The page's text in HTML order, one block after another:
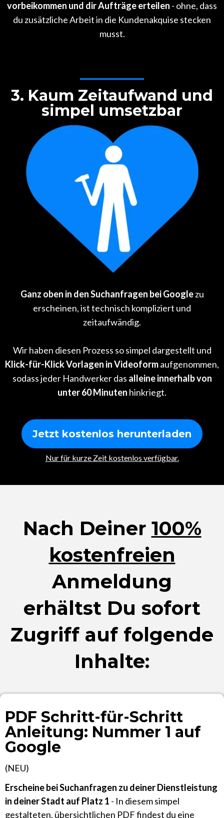
vorbeikommen und dir Aufträge erteilen - ohne, dass
du zusätzliche Arbeit in die Kundenakquise stecken
musst.
3. Kaum Zeitaufwand und
simpel umsetzbar
Ganz oben in den Suchanfragen bei Googlezu
erscheinen, ist technisch kompliziert und
zeitaufwändig.
Wir haben diesen Prozess so simpel dargestellt und
Klick-für-Klick Vorlagen in Videoformaufgenommen,
sodass jeder Handwerker das alleine innerhalb von
unter 60 Minuten hinkriegt.
Jetzt kostenlos herunterladen
Nur für kurze Zeit kostenlos verfügbar.
Nach Deiner 100%
kostenfreien
Anmeldung
erhältst Du sofort
Zugriff auf folgende
Inhalte:
PDF Schritt-für-Schritt
Anleitung: Nummer 1 auf
Google
(NEU)
Erscheine bei Suchanfragen zu deiner Dienstleistung
in deiner Stadt auf Platz 1 - In diesem simpel
gestalteten, übersichtlichen PDF findest du eine